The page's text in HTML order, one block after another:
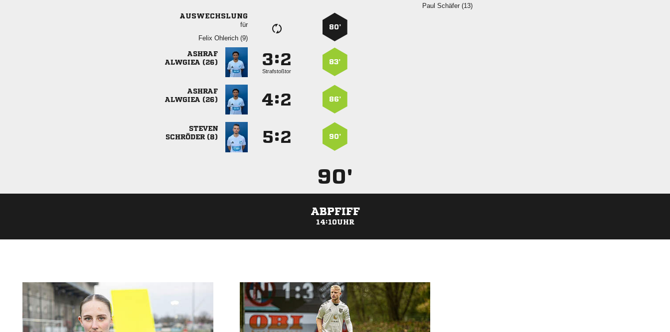
  
AUSWECHSLUNG
für
  
80’

 
:
Strafstoßtor
83’

 
: 86’

 
: 90’
90'
ABPFIFF
14:10UHR